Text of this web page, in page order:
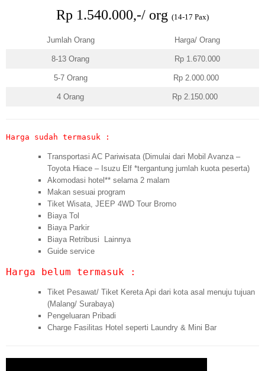
Rp 1.540.000,-/ org (14-17 Pax)
Jumlah Orang Harga/ Orang
8-13 Orang Rp 1.670.000
5-7 Orang Rp 2.000.000
4 Orang Rp 2.150.000
Harga sudah termasuk :
Transportasi AC Pariwisata (Dimulai dari Mobil Avanza –
Toyota Hiace – Isuzu Elf *tergantung jumlah kuota peserta)
Akomodasi hotel** selama 2 malam
Makan sesuai program
Tiket Wisata, JEEP 4WD Tour Bromo
Biaya Tol
Biaya Parkir
Biaya Retribusi Lainnya
Guide service
Harga belum termasuk :
Tiket Pesawat/ Tiket Kereta Api dari kota asal menuju tujuan
(Malang/ Surabaya)
Pengeluaran Pribadi
Charge Fasilitas Hotel seperti Laundry & Mini Bar